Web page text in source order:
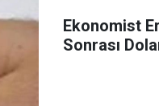
Ekonomist
Sonrası